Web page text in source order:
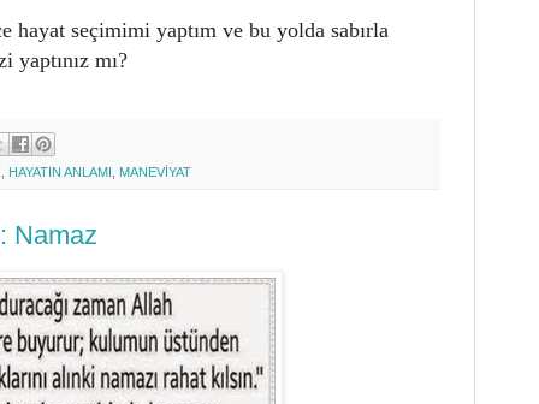
hayat seçimimi yaptım ve bu yolda sabırla
mı?
HAYATIN ANLAMI MANEVİYAT
Namaz